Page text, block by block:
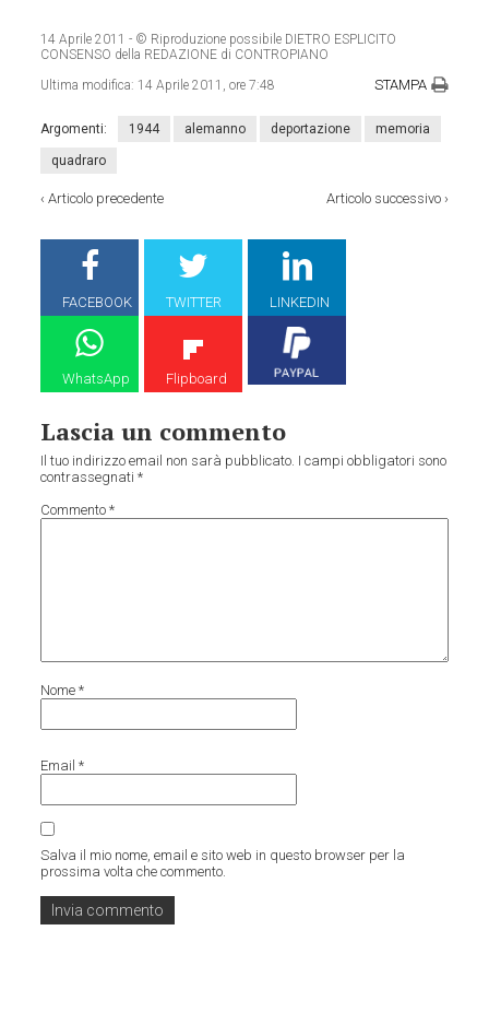
14 Aprile 2011 - © Riproduzione possibile DIETRO ESPLICITO
CONSENSO della REDAZIONE di CONTROPIANO
Ultima modifica: 14 Aprile 2011, ore 7:48 STAMPA
Argomenti: 1944 alemanno deportazione memoria
quadraro
‹Articolo precedente Articolo successivo›
FACEBOOK TWITTER LINKEDIN
WhatsApp Flipboard
Lascia un commento
Il tuo indirizzo email non sarà pubblicato. I campi obbligatori sono
contrassegnati*
Commento*
Nome*
Email*
Salva il mio nome, email e sito web in questo browser per la
prossima volta che commento.